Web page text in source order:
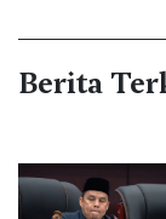
Berita